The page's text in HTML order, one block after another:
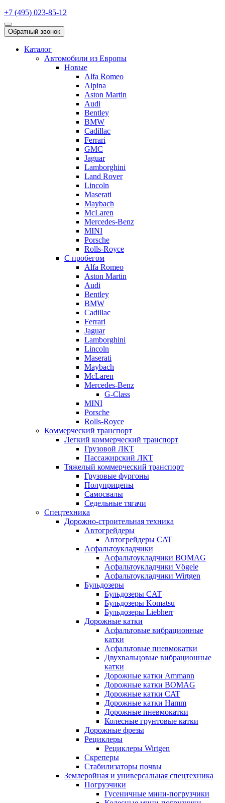
+7 (495) 023-85-12
Обратный звонок
Каталог
Автомобили из Европы
Новые
Alfa Romeo
Alpina
Aston Martin
Audi
Bentley
BMW
Cadillac
Ferrari
GMC
Jaguar
Lamborghini
Land Rover
Lincoln
Maserati
Maybach
McLaren
Mercedes-Benz
MINI
Porsche
Rolls-Royce
С пробегом
Alfa Romeo
Aston Martin
Audi
Bentley
BMW
Cadillac
Ferrari
Jaguar
Lamborghini
Lincoln
Maserati
Maybach
McLaren
Mercedes-Benz
G-Class
MINI
Porsche
Rolls-Royce
Коммерческий транспорт
Легкий коммерческий транспорт
Грузовой ЛКТ
Пассажирский ЛКТ
Тяжелый коммерческий транспорт
Грузовые фургоны
Полуприцепы
Самосвалы
Седельные тягачи
Спецтехника
Дорожно-строительная техника
Автогрейдеры
Автогрейдеры CAT
Асфальтоукладчики
Асфальтоукладчики BOMAG
Асфальтоукладчики Vögele
Асфальтоукладчики Wirtgen
Бульдозеры
Бульдозеры CAT
Бульдозеры Komatsu
Бульдозеры Liebherr
Дорожные катки
Асфальтовые вибрационные
катки
Асфальтовые пневмокатки
Двухвальцовые вибрационные
катки
Дорожные катки Ammann
Дорожные катки BOMAG
Дорожные катки CAT
Дорожные катки Hamm
Дорожные пневмокатки
Колесные грунтовые катки
Дорожные фрезы
Рециклеры
Рециклеры Wirtgen
Скреперы
Стабилизаторы почвы
Землеройная и универсальная спецтехника
Погрузчики
Гусеничные мини-погрузчики